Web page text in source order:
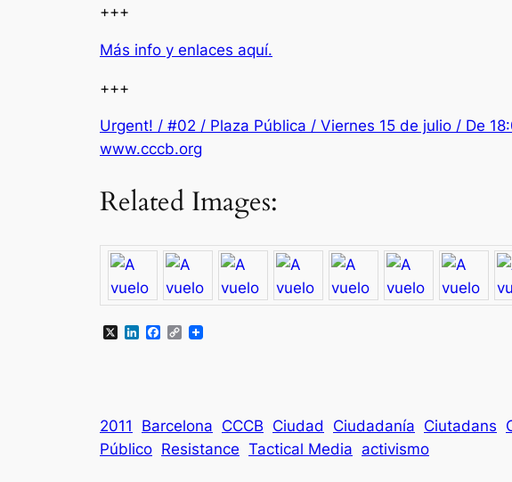
+++
Más info y enlaces aquí.
+++
Urgent! / #02 / Plaza Pública / Viernes 15 de julio / De
www.cccb.org
Related Images:
X LinkedIn
Facebook
Copy
2011 Barcelona CCCB Ciudad Ciudadaní­a Ciutadans
Público Resistance Tactical Media activismo